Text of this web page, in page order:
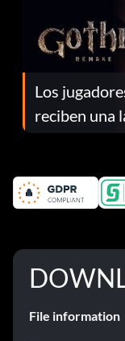
Los
reciben una
el parche
File information